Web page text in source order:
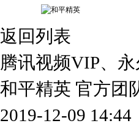
返回列表
腾讯视频VIP、
和平精英 官方团
2019-12-09 14:44